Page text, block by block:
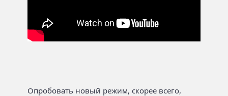
Опробовать новый режим, скорее всего,